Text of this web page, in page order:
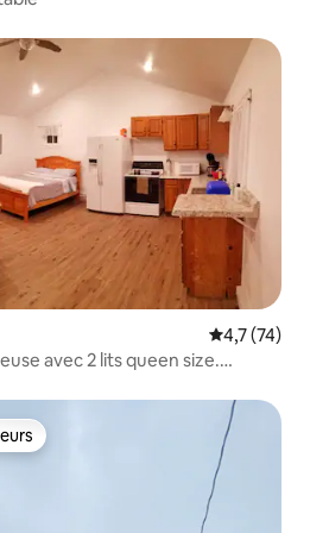
Évaluation
4,7 (74)
avec 2 lits queen size.
les plus appréciés